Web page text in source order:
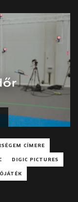
CÍMERE
DIGIC PICTURES